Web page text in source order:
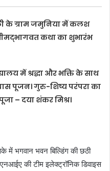
के ग्राम जमुनिया में कलश
कथा का शुभारंभ
में श्रद्धा और भक्ति के साथ
पूजन। गुरु-शिष्य परंपरा का
– दया शंकर मिश्र।
भगवान भवन बिल्डिंग की छठी
की टीम इलेक्ट्रॉनिक डिवाइस